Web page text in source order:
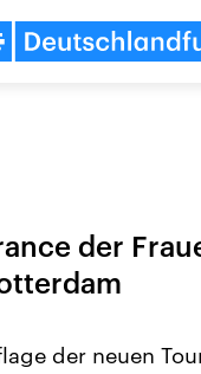
der
der neuen